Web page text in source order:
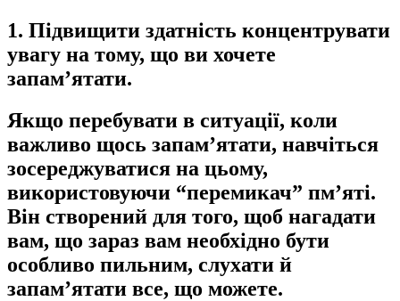
1. Підвищити здатність концентрувати
увагу на тому, що ви хочете
запам’ятати.
Якщо перебувати в ситуації, коли
важливо щось запам’ятати, навчіться
зосереджуватися на цьому,
використовуючи “перемикач” пм’яті.
Він створений для того, щоб нагадати
вам, що зараз вам необхідно бути
особливо пильним, слухати й
запам’ятати все, що можете.